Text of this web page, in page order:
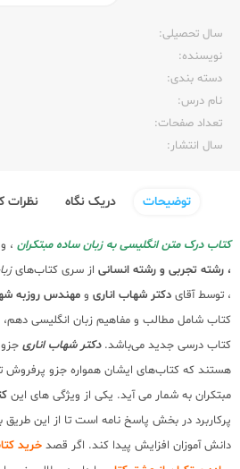
سال تحصیلی:‌
نویسنده:‌
دسته بندی:
نام درس:
تعداد صفحات:‌
سال انتشار:‌
توضیحات دریک نگاه نظرات
کتاب درک متن انگلیسی به زبان ساده مبتکران ،
، رشته تجربی و رشته انسانی از سری کتاب‌های
، توسط آقای دکتر شهاب اناری و مهندس روزبه
کتاب شامل مطالب و مفاهیم زبان انگلیسی دهم،
کتاب درسی جدید می‌باشد.دکتر شهاب اناری
هستند که کتاب‌های ایشان همواره جزو
مبتکران به شمار می آید. یکی از ویژگی های این
پرکاربرد در بخش پاسخ نامه است تا از این طریق
دانش آموزان افزایش پیدا کند. اگر قصد خرید